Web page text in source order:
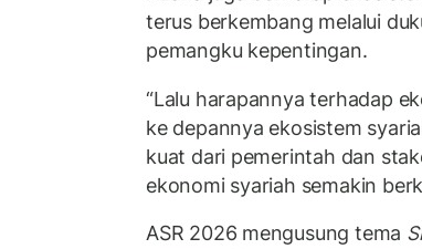
terus berkembang melalui
pemangku kepentingan.
“Lalu harapannya terhadap
ke depannya ekosistem
kuat dari pemerintah dan
ekonomi syariah semakin
ASR 2026 mengusung tema